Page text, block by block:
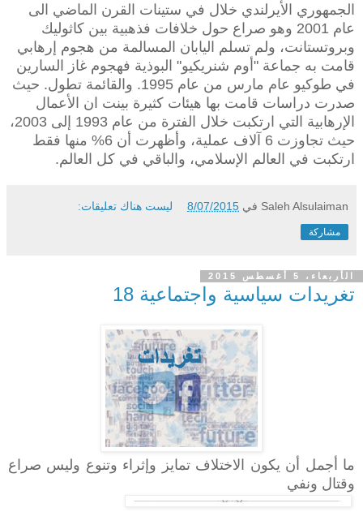
الجمهوري الأيرلندي خلال في ستينات القرن الماضي الى
عام 2001 وهو صراع حول خلافات فذهبية بين كاثوليك
وبروتستانت، ولم تسلم اليابان المسالمة من هجوم إرهابي
قامت به جماعة "أوم شنريكيو" البوذية فهجوم غاز السارين
في طوكيو عام مارس من عام 1995. والقائمة تطول. حيث
صدرت دراسات قامت بها هيئات كثيرة بينت ان الأعمال
الإرهابية التي ارتكبت خلال الفترة من عام 1993 إلى 2003،
حيث تجاوزت 6 آلاف عملية، وأظهرت أن 6% منها فقط
ارتكبت في العالم الإسلامي، والباقي في كل العالم.
Saleh Alsulaiman في 8/07/2015 ليست هناك تعليقات:
مشاركة
الأربعاء، 5 أغسطس 2015
تغريدات سياسية واجتماعية 18
ما أجمل أن يكون الاختلاف تمايز وإثراء وتنوع وليس صراع
وقتال ونفي